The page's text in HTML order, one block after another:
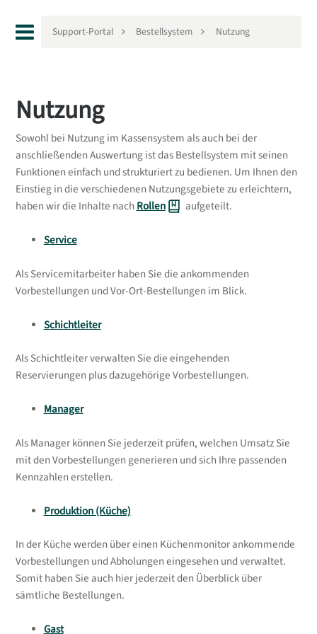
Support-Portal Bestellsystem Nutzung
Nutzung
Sowohl bei Nutzung im Kassensystem als auch bei der
anschließenden Auswertung ist das Bestellsystem mit seinen
Funktionen einfach und strukturiert zu bedienen. Um Ihnen den
Einstieg in die verschiedenen Nutzungsgebiete zu erleichtern,
haben wir die Inhalte nachRollen aufgeteilt.
Service
Als Servicemitarbeiter haben Sie die ankommenden
Vorbestellungen und Vor-Ort-Bestellungen im Blick.
Schichtleiter
Als Schichtleiter verwalten Sie die eingehenden
Reservierungen plus dazugehörige Vorbestellungen.
Manager
Als Manager können Sie jederzeit prüfen, welchen Umsatz Sie
mit den Vorbestellungen generieren und sich Ihre passenden
Kennzahlen erstellen.
Produktion (Küche)
In der Küche werden über einen Küchenmonitor ankommende
Vorbestellungen und Abholungen eingesehen und verwaltet.
Somit haben Sie auch hier jederzeit den Überblick über
sämtliche Bestellungen.
Gast